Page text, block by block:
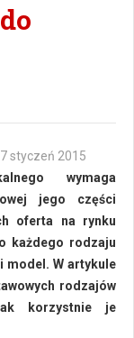
styczeń 2015
wymaga
jego części
oferta na rynku
każdego rodzaju
model. W artykule
rodzajów
korzystnie je